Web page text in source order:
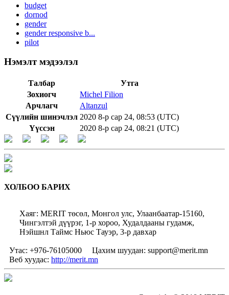
budget
dornod
gender
gender responsive b...
pilot
Нэмэлт мэдээлэл
Талбар
Утга
Зохиогч
Michel Filion
Арчлагч
Altanzul
Сүүлийн шинэчлэл 2020 8-р сар 24, 08:53 (UTC)
Үүссэн
2020 8-р сар 24, 08:21 (UTC)
ХОЛБОО БАРИХ
Хаяг: MERIT төсөл, Монгол улс, Улаанбаатар-15160,
Чингэлтэй дүүрэг, 1-р хороо, Худалдааны гудамж,
Нэйшнл Таймс Ньюс Тауэр, 3-р давхар
Утас: +976-76105000
Цахим шуудан: support@merit.mn
Веб хуудас: http://merit.mn